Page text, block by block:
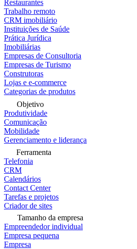
Restaurantes
Trabalho remoto
CRM imobiliário
Instituições de Saúde
Prática Jurídica
Imobiliárias
Empresas de Consultoria
Empresas de Turismo
Construtoras
Lojas e e-commerce
Categorias de produtos
Objetivo
Produtividade
Comunicação
Mobilidade
Gerenciamento e liderança
Ferramenta
Telefonia
CRM
Calendários
Contact Center
Tarefas e projetos
Criador de sites
Tamanho da empresa
Empreendedor individual
Empresa pequena
Empresa